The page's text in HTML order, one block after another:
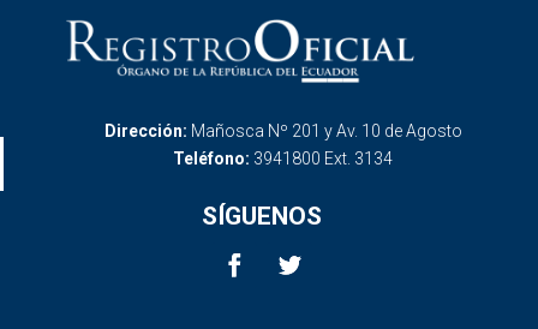
Dirección: Mañosca Nº 201 y Av. 10 de Agosto
Teléfono: 3941800 Ext. 3134
SÍGUENOS